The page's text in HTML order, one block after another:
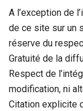
A l’exception de
de ce site sur un
réserve du
Gratuité de la
Respect de
modification, ni
Citation explicite